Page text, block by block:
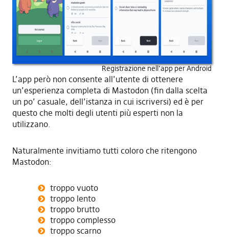
Registrazione nell’app per Android
L’app però non consente all’utente di ottenere
un’esperienza completa di Mastodon (fin dalla scelta
un po’ casuale, dell’istanza in cui iscriversi) ed è per
questo che molti degli utenti più esperti non la
utilizzano.
Naturalmente invitiamo tutti coloro che ritengono
Mastodon:
troppo vuoto
troppo lento
troppo brutto
troppo complesso
troppo scarno